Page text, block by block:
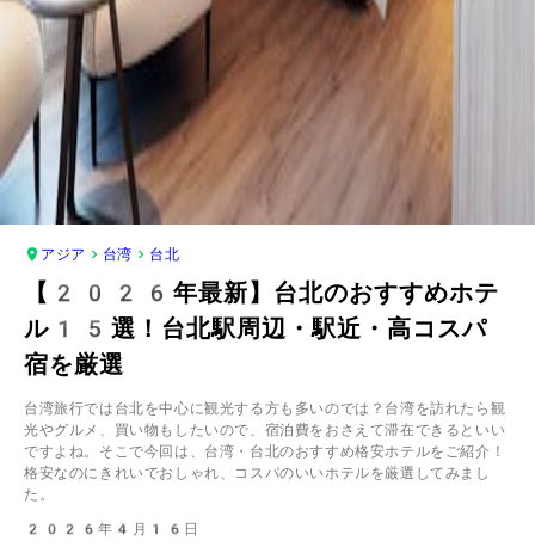
アジア 台湾 台北
【2026年最新】台北のおすすめホテ
ル15選！台北駅周辺・駅近・高コスパ
宿を厳選
台湾旅行では台北を中心に観光する方も多いのでは？台湾を訪れたら観
光やグルメ、買い物もしたいので、宿泊費をおさえて滞在できるといい
ですよね。そこで今回は、台湾・台北のおすすめ格安ホテルをご紹介！
格安なのにきれいでおしゃれ、コスパのいいホテルを厳選してみまし
た。
2026年4月16日